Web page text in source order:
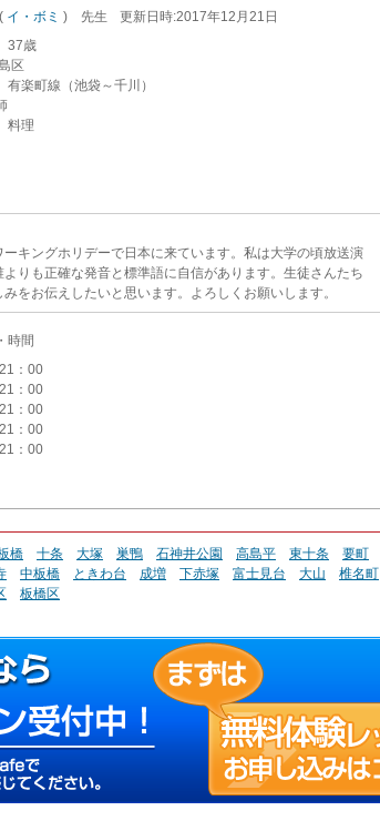
( イ・ボミ ) 先生 更新日時:2017年12月21日
歳
区
有楽町線（池袋～千川）
料理
ーキングホリデーで日本に来ています。私は大学の頃放送演
りも正確な発音と標準語に自信があります。生徒さんたち
をお伝えしたいと思います。よろしくお願いします。
時間
：00
：00
：00
：00
：00
橋 十条 大塚 巣鴨 石神井公園 高島平 東十条 要町
中板橋 ときわ台 成増 下赤塚 富士見台 大山 椎名町
板橋区